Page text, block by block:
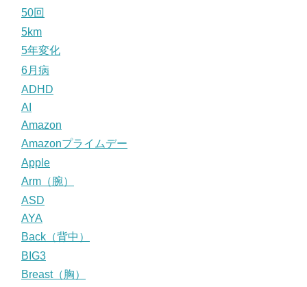
50回
5km
5年変化
6月病
ADHD
AI
Amazon
Amazonプライムデー
Apple
Arm（腕）
ASD
AYA
Back（背中）
BIG3
Breast（胸）